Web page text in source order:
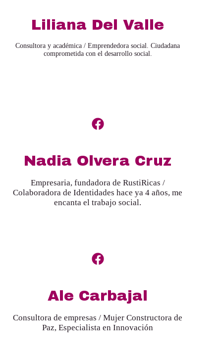
Liliana Del Valle
Consultora y académica / Emprendedora social. Ciudadana
comprometida con el desarrollo social.
Nadia Olvera Cruz
Empresaria, fundadora de RustiRicas /
Colaboradora de Identidades hace ya 4 años, me
encanta el trabajo social.
Ale Carbajal
Consultora de empresas / Mujer Constructora de
Paz, Especialista en Innovación